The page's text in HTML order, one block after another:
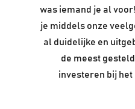
was iemand je al
je middels onze
al duidelijke en
de meest
investeren bij het